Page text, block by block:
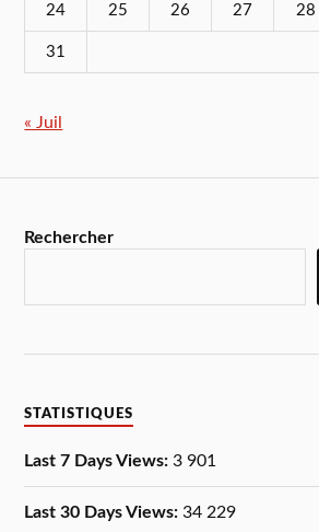
24 25 26 27 28
31
« Juil
Rechercher
STATISTIQUES
Last 7 Days Views:3 901
Last 30 Days Views:34 229